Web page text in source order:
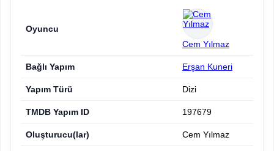
Oyuncu
Cem Yılmaz
Bağlı Yapım Erşan Kuneri
Yapım Türü Dizi
TMDB Yapım ID 197679
Oluşturucu(lar) Cem Yılmaz